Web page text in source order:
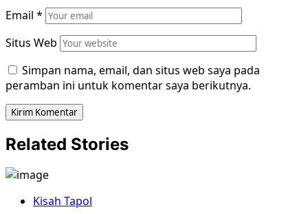
Email *
Situs Web
Simpan nama, email, dan situs web saya pada
peramban ini untuk komentar saya berikutnya.
Related Stories
Kisah Tapol